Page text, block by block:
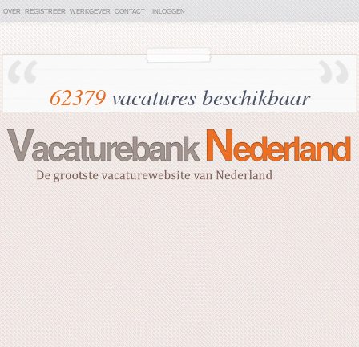
OVER REGISTREER WERKGEVER CONTACT INLOGGEN
62379vacatures beschikbaar